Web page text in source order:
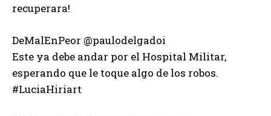
recuperara!
DeMalEnPeor ‏@paulodelgadoi
Este ya debe andar por el Hospital Militar,
esperando que le toque algo de los robos.
#LuciaHiriart